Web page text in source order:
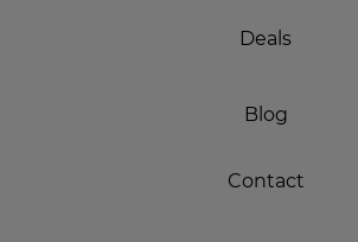
Deals
Blog
Contact